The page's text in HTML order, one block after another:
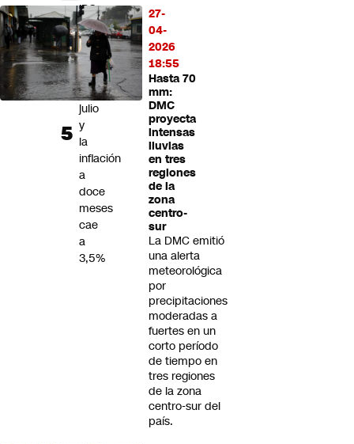
27-
04-
2026
18:55
Hasta 70
mm:
DMC
proyecta
intensas
lluvias
en tres
regiones
de la
zona
centro-
sur
La DMC emitió
una alerta
meteorológica
por
precipitaciones
moderadas a
fuertes en un
corto período
de tiempo en
tres regiones
de la zona
centro-sur del
país.
IPC
registra
variación
de
0,1%
en
julio
y
la
inflación
a
doce
meses
cae
a
3,5%